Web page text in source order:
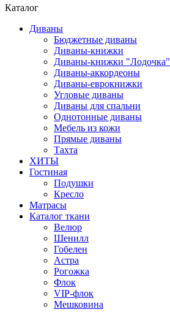
Каталог
Диваны
Бюджетные диваны
Диваны-книжки
Диваны-книжки "Лодочка"
Диваны-аккордеоны
Диваны-еврокнижки
Угловые диваны
Диваны для спальни
Однотонные диваны
Мебель из кожи
Прямые диваны
Тахта
ХИТЫ
Гостиная
Подушки
Кресло
Матрасы
Каталог ткани
Велюр
Шенилл
Гобелен
Астра
Рогожка
Флок
VIP-флок
Мешковина